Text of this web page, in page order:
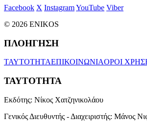
Facebook X InstagramYouTube Viber
© 2026 ENIKOS
ΠΛΟΗΓΗΣΗ
ΤΑΥΤΟΤΗΤΑΕΠΙΚΟΙΝΩΝΙΑΟΡΟΙ
ΤΑΥΤΟΤΗΤΑ
Εκδότης: Νίκος Χατζηνικολάου
Γενικός Διευθυντής - Διαχειριστής: Μάνος